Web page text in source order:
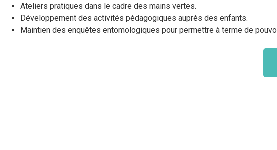
Ateliers pratiques dans le cadre des mains vertes.
Développement des activités pédagogiques auprès des enfants.
Maintien des enquêtes entomologiques pour permettre à terme de